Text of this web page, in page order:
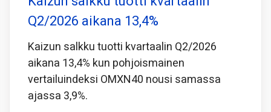
Q2/2026 aikana 13,4%
Kaizun salkku tuotti kvartaalin Q2/2026
aikana 13,4% kun pohjoismainen
vertailuindeksi OMXN40 nousi samassa
ajassa 3,9%.